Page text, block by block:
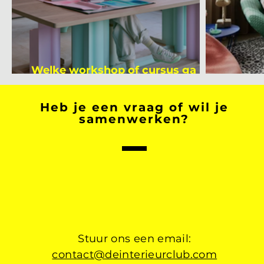
Welke workshop of cursus ga jij
volgen na je vakantie?
Heb je een vraag of wil je
samenwerken?
Stuur ons een email:
contact@deinterieurclub.com